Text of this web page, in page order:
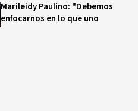
Marileidy Paulino: "Debemos
enfocarnos en lo que uno